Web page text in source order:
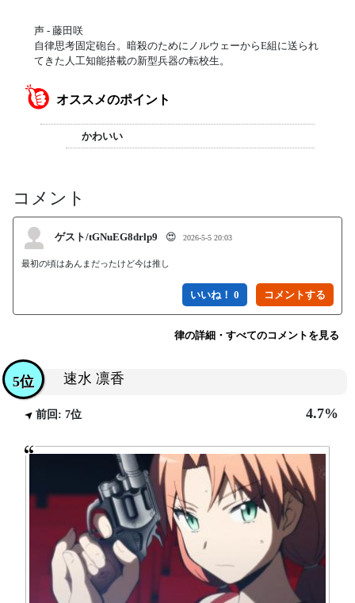
声 - 藤田咲
自律思考固定砲台。暗殺のためにノルウェーからE組に送られ
てきた人工知能搭載の新型兵器の転校生。
オススメのポイント
かわいい
コメント
ゲスト/tGNuEG8drlp9 😍 2026-5-5 20:03
最初の頃はあんまだったけど今は推し
いいね！ 0
律の詳細・すべてのコメントを見る
速水 凛香
5位
前回: 7位 4.7%